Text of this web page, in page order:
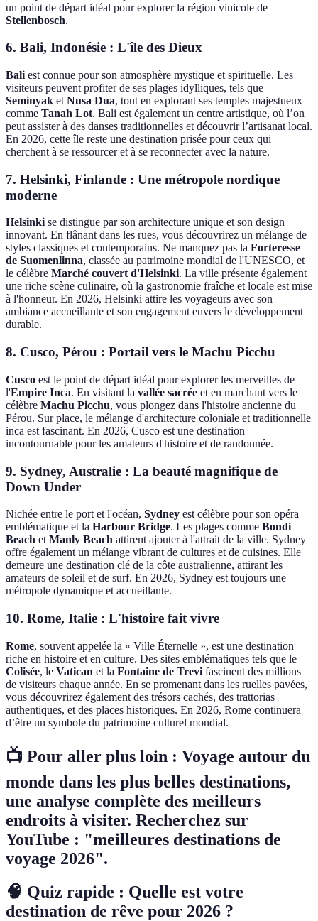
un point de départ idéal pour explorer la région vinicole de
Stellenbosch.
6. Bali, Indonésie : L'île des Dieux
Bali est connue pour son atmosphère mystique et spirituelle. Les
visiteurs peuvent profiter de ses plages idylliques, tels que
Seminyak et Nusa Dua, tout en explorant ses temples majestueux
comme Tanah Lot. Bali est également un centre artistique, où l’on
peut assister à des danses traditionnelles et découvrir l’artisanat local.
En 2026, cette île reste une destination prisée pour ceux qui
cherchent à se ressourcer et à se reconnecter avec la nature.
7. Helsinki, Finlande : Une métropole nordique
moderne
Helsinkise distingue par son architecture unique et son design
innovant. En flânant dans les rues, vous découvrirez un mélange de
styles classiques et contemporains. Ne manquez pas la Forteresse
de Suomenlinna, classée au patrimoine mondial de l'UNESCO, et
le célèbre Marché couvert d'Helsinki. La ville présente également
une riche scène culinaire, où la gastronomie fraîche et locale est mise
à l'honneur. En 2026, Helsinki attire les voyageurs avec son
ambiance accueillante et son engagement envers le développement
durable.
8. Cusco, Pérou : Portail vers le Machu Picchu
Cusco est le point de départ idéal pour explorer les merveilles de
l'Empire Inca. En visitant la vallée sacrée et en marchant vers le
célèbre Machu Picchu, vous plongez dans l'histoire ancienne du
Pérou. Sur place, le mélange d'architecture coloniale et traditionnelle
inca est fascinant. En 2026, Cusco est une destination
incontournable pour les amateurs d'histoire et de randonnée.
9. Sydney, Australie : La beauté magnifique de
Down Under
Nichée entre le port et l'océan, Sydney est célèbre pour son opéra
emblématique et la Harbour Bridge. Les plages comme Bondi
Beach et Manly Beach attirent ajouter à l'attrait de la ville. Sydney
offre également un mélange vibrant de cultures et de cuisines. Elle
demeure une destination clé de la côte australienne, attirant les
amateurs de soleil et de surf. En 2026, Sydney est toujours une
métropole dynamique et accueillante.
10. Rome, Italie : L'histoire fait vivre
Rome, souvent appelée la « Ville Éternelle », est une destination
riche en histoire et en culture. Des sites emblématiques tels que le
Colisée, le Vatican et la Fontaine de Trevi fascinent des millions
de visiteurs chaque année. En se promenant dans les ruelles pavées,
vous découvrirez également des trésors cachés, des trattorias
authentiques, et des places historiques. En 2026, Rome continuera
d’être un symbole du patrimoine culturel mondial.
📺 Pour aller plus loin : Voyage autour du
monde dans les plus belles destinations,
une analyse complète des meilleurs
endroits à visiter. Recherchez sur
YouTube : "meilleures destinations de
voyage 2026".
🧠 Quiz rapide : Quelle est votre
destination de rêve pour 2026 ?